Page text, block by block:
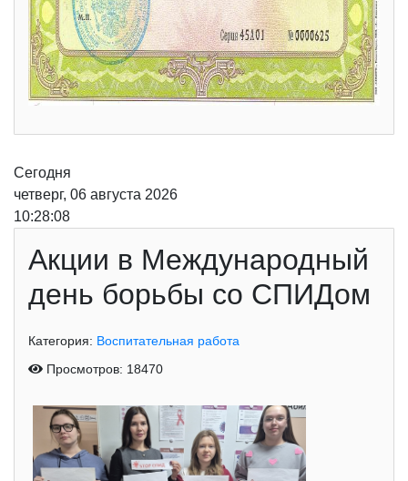
Сегодня
четверг, 06 августа 2026
10:28:09
Акции в Международный
день борьбы со СПИДом
Категория: Воспитательная работа
Просмотров: 18470